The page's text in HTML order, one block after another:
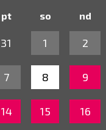
pt so nd
31 1 2
7 8 9
14 15 16